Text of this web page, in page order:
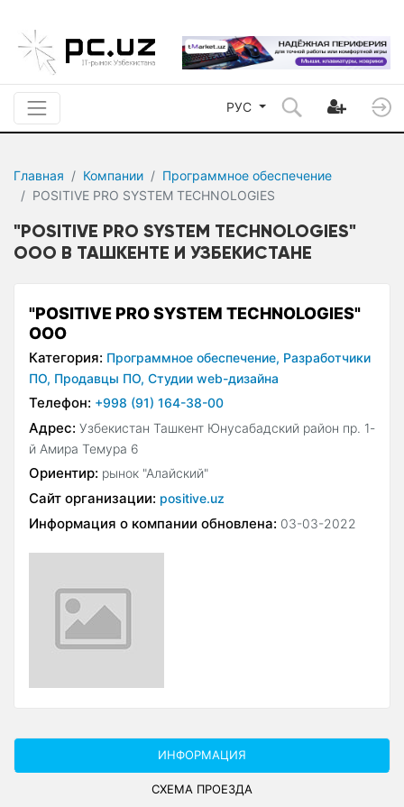
РУС
Главная Компании
Программное обеспечение
POSITIVE PRO SYSTEM TECHNOLOGIES
"POSITIVE PRO SYSTEM TECHNOLOGIES"
ООО В ТАШКЕНТЕ И УЗБЕКИСТАНЕ
"POSITIVE PRO SYSTEM TECHNOLOGIES"
ООО
Категория: Программное обеспечение, Разработчики
ПО, Продавцы ПО, Студии web-дизайна
Телефон: +998 (91) 164-38-00
Адрес: Узбекистан Ташкент Юнусабадский район пр. 1-
й Амира Темура 6
Ориентир: рынок "Алайский"
Сайт организации: positive.uz
Информация о компании обновлена: 03-03-2022
ИНФОРМАЦИЯ
СХЕМА ПРОЕЗДА